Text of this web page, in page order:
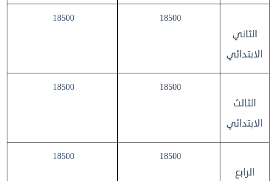
الثاني
الابتدائي
18500
18500
الثالث
الابتدائي
18500
18500
الرابع
18500
18500